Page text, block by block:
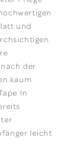
und
der
kaum
In
leicht